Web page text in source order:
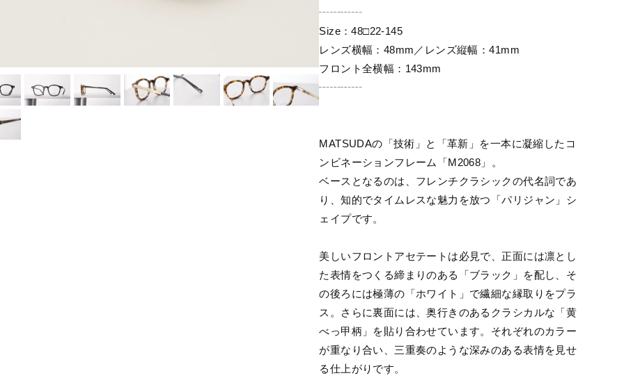
┄┄┄┄
Size：48□22-145
レンズ横幅：48mm／レンズ縦幅：41mm
フロント全横幅：143mm
┄┄┄┄
MATSUDAの「技術」と「革新」を一本に凝縮したコ
ンビネーションフレーム「M2068」。
ベースとなるのは、フレンチクラシックの代名詞であ
り、知的でタイムレスな魅力を放つ「パリジャン」シ
ェイプです。
美しいフロントアセテートは必見で、正面には凛とし
た表情をつくる締まりのある「ブラック」を配し、そ
の後ろには極薄の「ホワイト」で繊細な縁取りをプラ
ス。さらに裏面には、奥行きのあるクラシカルな「黄
べっ甲柄」を貼り合わせています。それぞれのカラー
が重なり合い、三重奏のような深みのある表情を見せ
る仕上がりです。